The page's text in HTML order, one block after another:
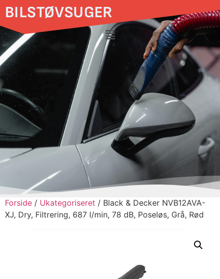
BILSTØVSUGER
Forside / Ukategoriseret / Black & Decker NVB12AVA-
XJ, Dry, Filtrering, 687 l/min, 78 dB, Poseløs, Grå, Rød